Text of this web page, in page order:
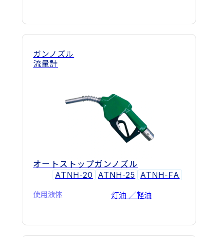
ガンノズル
流量計
オートストップガンノズル
ATNH-20
ATNH-25 ATNH-FA
使用液体 灯油 ／軽油